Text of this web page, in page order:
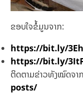
ຂອບໃຈຂໍ້ມູນຈາກ:
https://bit.ly/
https://bit.ly/
ຕິດຕາມຂ່າວທັງໝົດຈາ
posts/